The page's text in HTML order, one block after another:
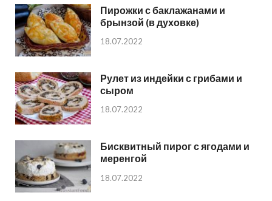
Пирожки с баклажанами и
брынзой (в духовке)
18.07.2022
Рулет из индейки с грибами и
сыром
18.07.2022
Бисквитный пирог с ягодами и
меренгой
18.07.2022